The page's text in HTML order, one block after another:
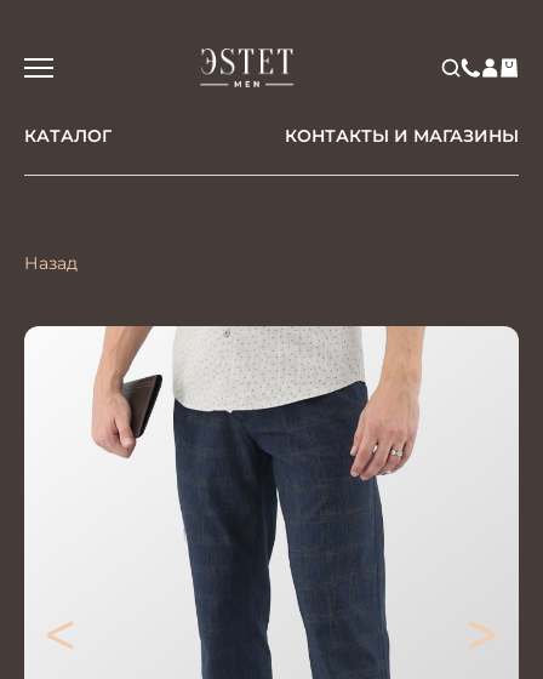
КАТАЛОГ КОНТАКТЫ И МАГАЗИНЫ
Назад
< >